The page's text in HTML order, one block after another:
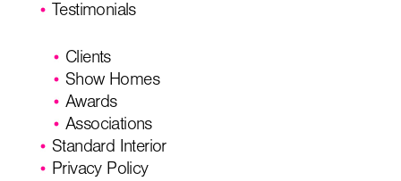
Testimonials
Clients
Show Homes
Awards
Associations
Standard Interior
Privacy Policy